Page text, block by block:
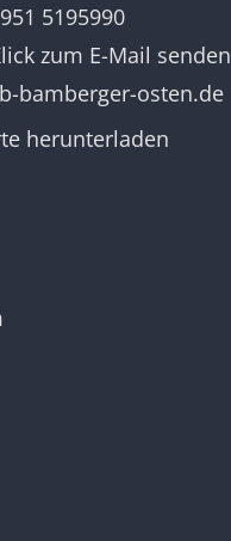
5195990
zum E-Mail senden
bamberger-osten.de
herunterladen